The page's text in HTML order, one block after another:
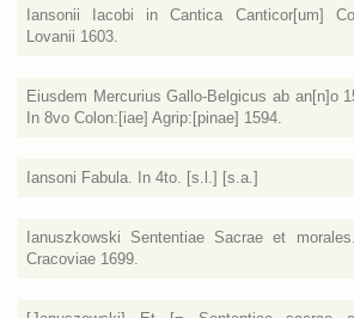
Iansonii Iacobi in Cantica Canticor[um]
Lovanii 1603.
Eiusdem Mercurius Gallo-Belgicus ab an[n]o
In 8vo Colon:[iae] Agrip:[pinae] 1594.
Iansoni Fabula. In 4to. [s.l.] [s.a.]
Ianuszkowski Sententiae Sacrae et
Cracoviae 1699.